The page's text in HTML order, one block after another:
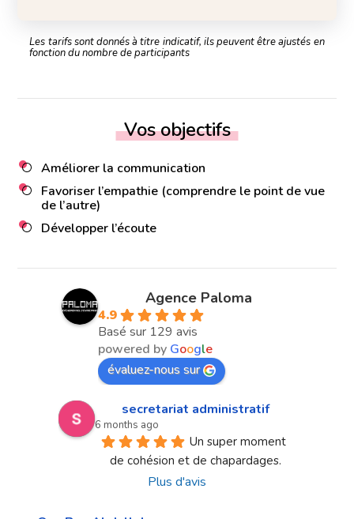
Les tarifs sont donnés à titre indicatif, ils peuvent être ajustés en
fonction du nombre de participants
Vos objectifs
Améliorer la communication
Favoriser l’empathie (comprendre le point de vue
de l’autre)
Développer l’écoute
Agence Paloma
4.9
Basé sur 129 avis
powered by Google
évaluez-nous sur
secretariat administratif
6 months ago
Un super moment
de cohésion et de chapardages.
Plus d'avis